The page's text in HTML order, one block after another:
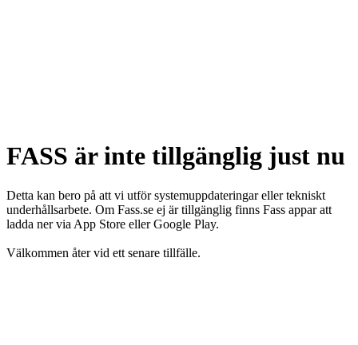
FASS är inte tillgänglig just nu
Detta kan bero på att vi utför systemuppdateringar eller tekniskt
underhållsarbete. Om Fass.se ej är tillgänglig finns Fass appar att
ladda ner via App Store eller Google Play.
Välkommen åter vid ett senare tillfälle.